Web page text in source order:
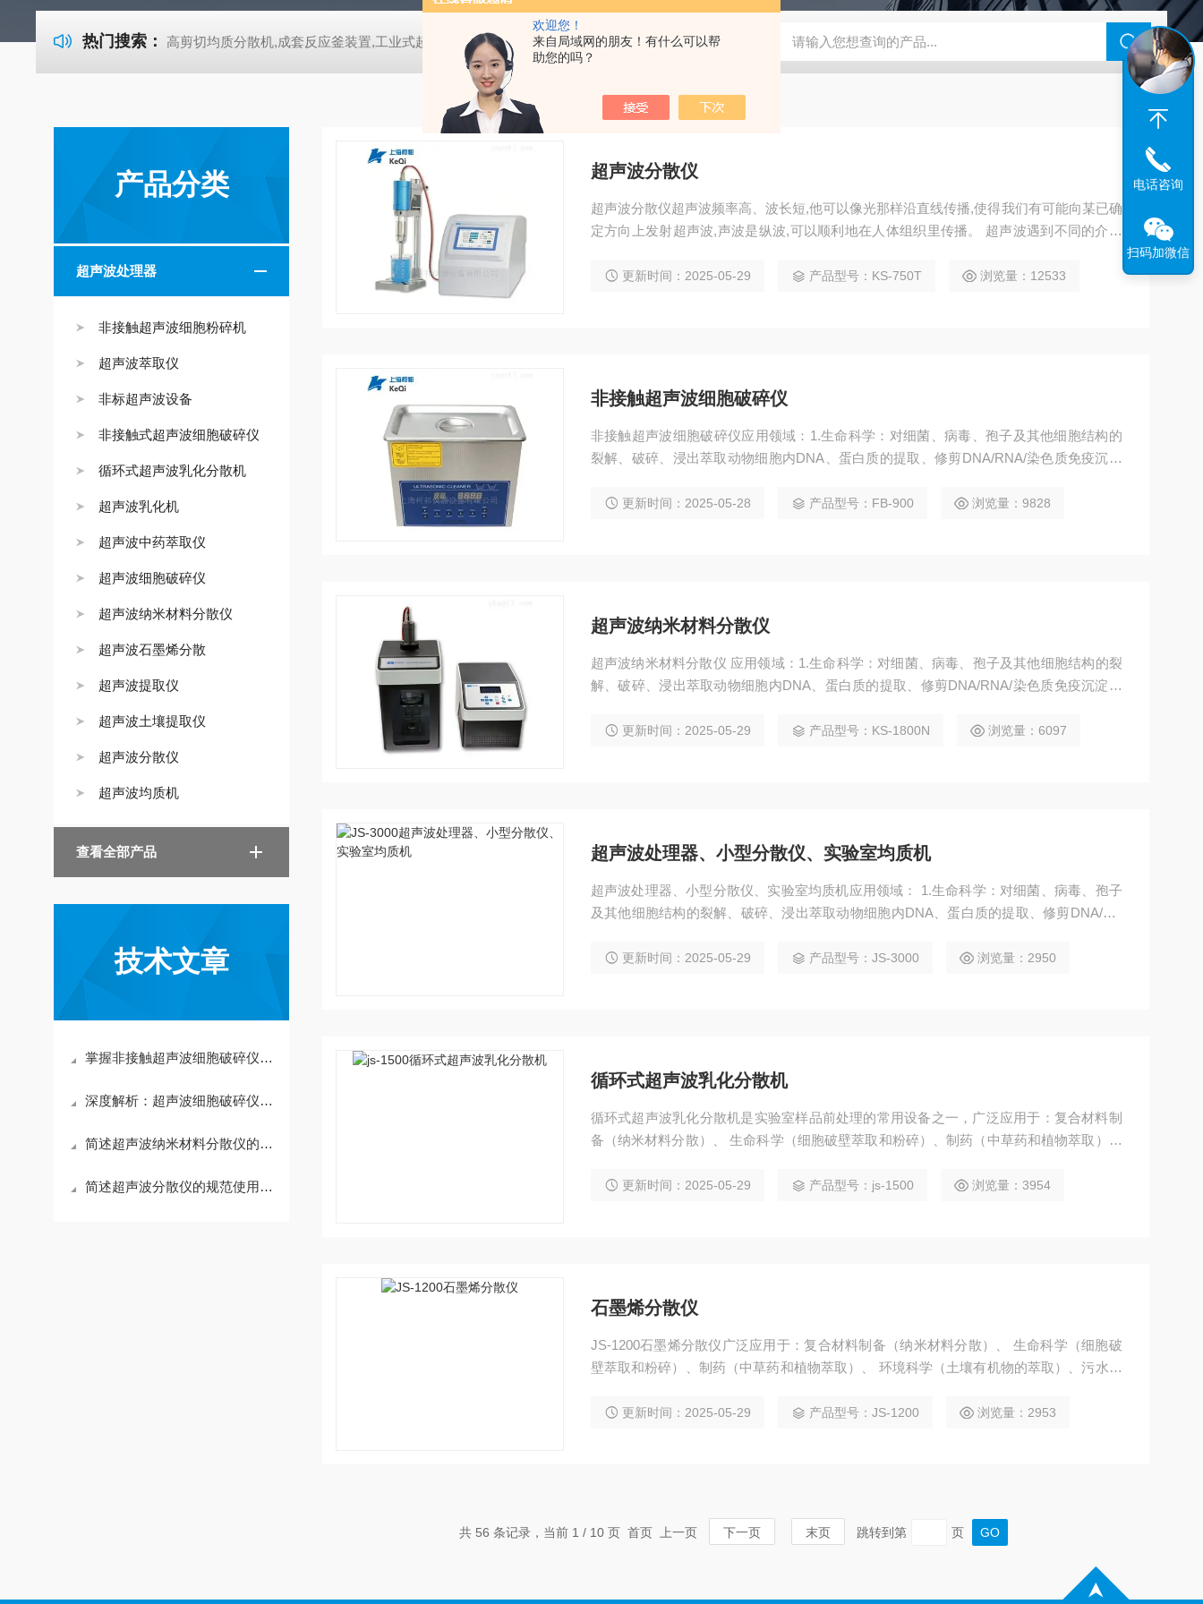
欢迎您！
来自局域网的朋友！有什么可以帮
助您的吗？
热门搜索： 高剪切均质分散机,成套反应釜装置,工业式超声波清洗机-722紫外可见分光光度计 高剪切均质分散机,成套反应釜装置,工业式超声波清洗机-722紫外可见分光光度计 高剪切均质分散机,成套反应釜装置,工业式超声波清洗机-722紫外可见分光光度计 高剪切均质分散机,成套反应釜装置,工业式超声波清洗机-722紫外可见分光光度计 高剪切均质分散机,成套反应釜装置,工业式超声波清洗机-722紫外可见分光光度计 高剪切均质分散机,成套反应釜装置,工业式超声波清洗机-722紫外可见分光光度计 高剪切均质分散机,成套反应釜装置,工业式超声波清洗机-722紫外可见分光光度计 高剪切均质分散机,成套反应釜装置,工业式超声波清洗机-722紫外可见分光光度计 高剪切均质分散机,成套反应釜装置,工业式超声波清洗机-722紫外可见分光光度计 高剪切均质分散机,成套反应釜装置,工业式超声波清洗机-722紫外可见分光光度计 高剪切均质分散机,成套反应釜装置,工业式超声波清洗机-722紫外可见分光光度计 高剪切均质分散机,成套反应釜装置,工业式超声波清洗机-722紫外可见分光光度计 高剪切均质分散机,成套反应釜装置,工业式超声波清洗机-722紫外可见分光光度计 高剪切均质分散机,成套反应釜装置,工业式超声波清洗机-722紫外可见分光光度计 高剪切均质分散机,成套反应釜装置,工业式超声波清洗机-722紫外可见分光光度计 高剪切均质分散机,成套反应釜装置,工业式超声波清洗机-722紫外可见分光光度计
产品分类
超声波处理器
非接触超声波细胞粉碎机
超声波萃取仪
非标超声波设备
非接触式超声波细胞破碎仪
循环式超声波乳化分散机
超声波乳化机
超声波中药萃取仪
超声波细胞破碎仪
超声波纳米材料分散仪
超声波石墨烯分散
超声波提取仪
超声波土壤提取仪
超声波分散仪
超声波均质机
查看全部产品
技术文章
掌握非接触超声波细胞破碎仪标准操作流程确保实验结果的稳定性
深度解析：超声波细胞破碎仪的正确使用方法全攻略
简述超声波纳米材料分散仪的常见故障相应解决方法
简述超声波分散仪的规范使用方法
超声波分散仪
超声波分散仪超声波频率高、波长短,他可以像光那样沿直线传播,使得我们有可能向某已确
定方向上发射超声波,声波是纵波,可以顺利地在人体组织里传播。 超声波遇到不同的介质
更新时间：2025-05-29 产品型号：KS-750T 浏览量：12533
非接触超声波细胞破碎仪
非接触超声波细胞破碎仪应用领域：1.生命科学：对细菌、病毒、孢子及其他细胞结构的
裂解、破碎、浸出萃取动物细胞内DNA、蛋白质的提取、修剪DNA/RNA/染色质免疫沉淀
硅、土壤等材料的分散、均质、乳化、破碎、提取等。3.中草药：分散、萃取。4.加速化学
更新时间：2025-05-28 产品型号：FB-900 浏览量：9828
超声波纳米材料分散仪
超声波纳米材料分散仪 应用领域：1.生命科学：对细菌、病毒、孢子及其他细胞结构的裂
解、破碎、浸出萃取动物细胞内DNA、蛋白质的提取、修剪DNA/RNA/染色质免疫沉淀技
氧化硅、土壤等材料的分散、均质、乳化、破碎、提取等。3.中草药：分散、萃取。4.加速
更新时间：2025-05-29 产品型号：KS-1800N 浏览量：6097
超声波处理器、小型分散仪、实验室均质机
超声波处理器、小型分散仪、实验室均质机应用领域： 1.生命科学：对细菌、病毒、孢子
及其他细胞结构的裂解、破碎、浸出萃取动物细胞内DNA、蛋白质的提取、修剪DNA/RN
石墨烯、钛白粉、二氧化硅、土壤等材料的分散、均质、乳化、破碎、提取等。 3.中草
更新时间：2025-05-29 产品型号：JS-3000 浏览量：2950
循环式超声波乳化分散机
循环式超声波乳化分散机是实验室样品前处理的常用设备之一，广泛应用于：复合材料制
备（纳米材料分散）、 生命科学（细胞破壁萃取和粉碎）、制药（中草药和植物萃取）、
应合成，油水乳化）。
更新时间：2025-05-29 产品型号：js-1500 浏览量：3954
石墨烯分散仪
JS-1200石墨烯分散仪广泛应用于：复合材料制备（纳米材料分散）、 生命科学（细胞破
壁萃取和粉碎）、制药（中草药和植物萃取）、 环境科学（土壤有机物的萃取）、污水处
更新时间：2025-05-29 产品型号：JS-1200 浏览量：2953
共 56 条记录，当前 1 / 10 页 首页 上一页 下一页 末页 跳转到第 页
电话咨询
扫码加微信